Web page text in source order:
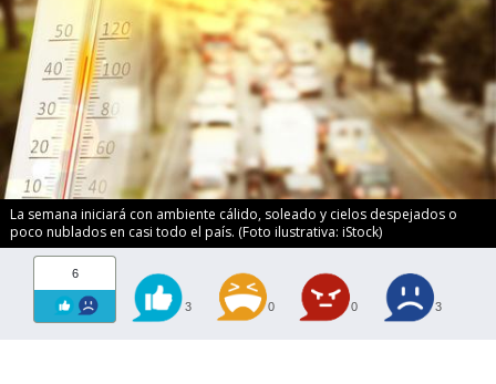
La semana iniciará con ambiente cálido, soleado y cielos despejados o
poco nublados en casi todo el país. (Foto ilustrativa: iStock)
6
3 0 0 3